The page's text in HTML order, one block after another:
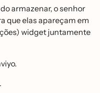
armazenar, o senhor
que elas apareçam em
widget juntamente
.